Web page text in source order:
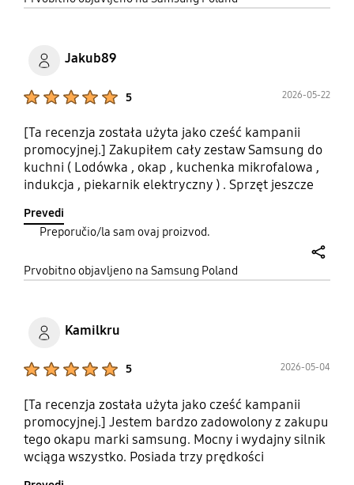
Jakub89
5 2026-05-22
[Ta recenzja została użyta jako cześć kampanii
promocyjnej.] Zakupiłem cały zestaw Samsung do
kuchni ( Lodówka , okap , kuchenka mikrofalowa ,
indukcja , piekarnik elektryczny ) . Sprzęt jeszcze
wszystko wygląda solidnie , dobrze zapakowane ,
instrukcje ... Już nie możemy się doczekać aż
Prevedi
Preporučio/la sam ovaj proizvod.
Prvobitno objavljeno na Samsung Poland
Kamilkru
5 2026-05-04
[Ta recenzja została użyta jako cześć kampanii
promocyjnej.] Jestem bardzo zadowolony z zakupu
tego okapu marki samsung. Mocny i wydajny silnik
wciąga wszystko. Posiada trzy prędkości